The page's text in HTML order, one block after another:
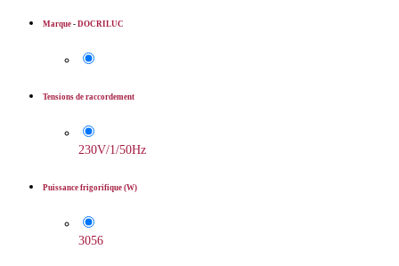
Marque - DOCRILUC
Tensions de raccordement
230V/1/50Hz
Puissance frigorifique (W)
3056